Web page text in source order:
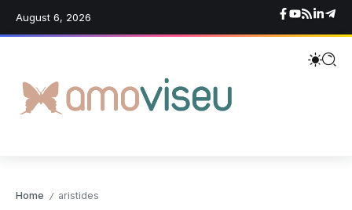
August 6, 2026
Home / aristides